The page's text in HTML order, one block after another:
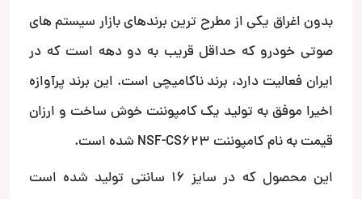
بدون اغراق یکی از مطرح ترین برندهای بازار سیستم های
صوتی خودرو که حداقل قریب به دو دهه است که در
ایران فعالیت دارد، برند ناکامیچی است. این برند پرآوازه
اخیرا موفق به تولید یک کامپوننت خوش ساخت و ارزان
قیمت به نام کامپوننت NSF-CS623 شده است.
این محصول که در سایز 16 سانتی تولید شده است